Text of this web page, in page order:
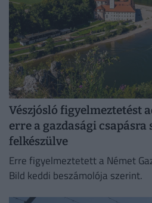
Vészjósló figyelmeztetést
erre a gazdasági csapásra
felkészülve
Erre figyelmeztetett a Német
Bild keddi beszámolója szerint.